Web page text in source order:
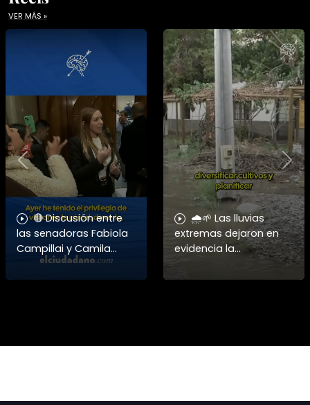
VER MÁS »
🔴 Discusión entre
las senadoras Fabiola
Campillai y Camila
Flores ➡️ Revisa esta y
otras noticias en
🌧️🌱 Las lluvias
extremas dejaron en
evidencia la
vulnerabilidad del
campo chileno.
Previous